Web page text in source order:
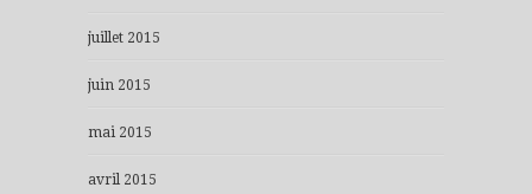
juillet 2015
juin 2015
mai 2015
avril 2015